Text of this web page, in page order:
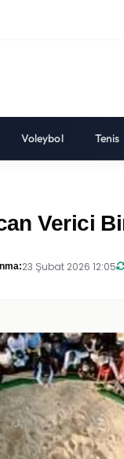
Voleybol Tenis
Verici
23 Şubat 2026 12:05